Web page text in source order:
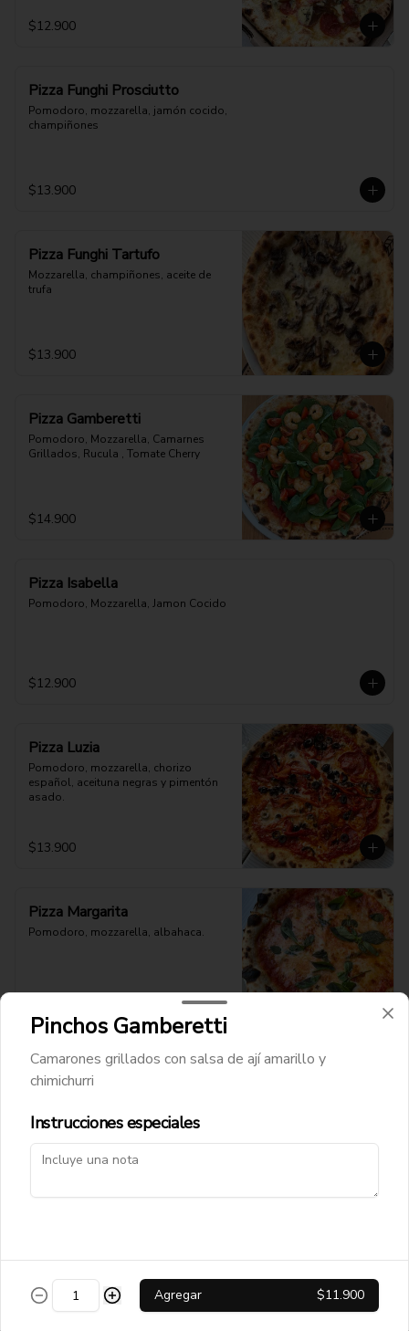
$12.900
Pizza Funghi Prosciutto
Pomodoro, mozzarella, jamón cocido,
champiñones
$13.900
Pizza Funghi Tartufo
Mozzarella, champiñones, aceite de
trufa
$13.900
Pizza Gamberetti
Pomodoro, Mozzarella, Camarnes
Grillados, Rucula , Tomate Cherry
$14.900
Pizza Isabella
Pomodoro, Mozzarella, Jamon Cocido
$12.900
Pizza Luzia
Pomodoro, mozzarella, chorizo
español, aceituna negras y pimentón
asado.
$13.900
Pizza Margarita
Pomodoro, mozzarella, albahaca.
Pizza Madonna
Pomodoro, mozzarella, berenjenas
Pinchos Gamberetti
Camarones grillados con salsa de ají amarillo y
chimichurri
Instrucciones especiales
Agregar $11.900